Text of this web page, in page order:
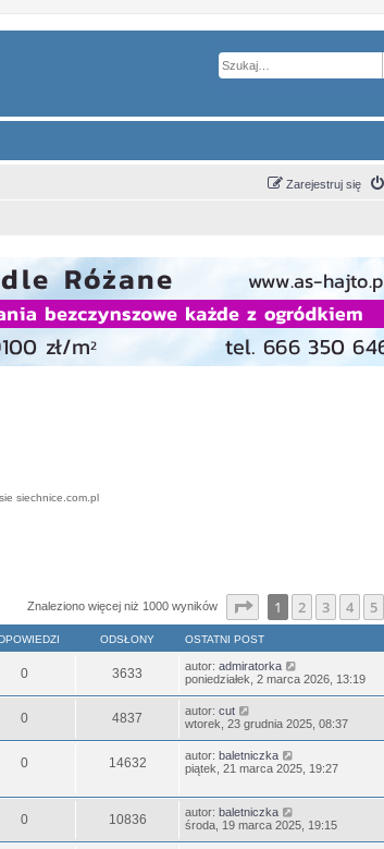
Zarejestruj się
siechnice.com.pl
Znaleziono więcej niż 1000 wyników Strona1 z25
1 2 3 4 5
ODSŁONY OSTATNI POST
0 3633 autor: admiratorka
poniedziałek, 2 marca 2026, 13:19
0 4837 autor: cut
wtorek, 23 grudnia 2025, 08:37
0 14632 autor: baletniczka
piątek, 21 marca 2025, 19:27
0 10836 autor: baletniczka
środa, 19 marca 2025, 19:15